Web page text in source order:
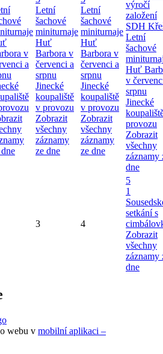
v
a
Letní
šachové
miniturnaje
Huť
Barbora v
červenci a
srpnu
Jinecké
koupaliště
v provozu
Zobrazit
všechny
záznamy
ze dne
Letní
šachové
miniturnaje
Huť
Barbora v
červenci a
srpnu
Jinecké
koupaliště
v provozu
Zobrazit
všechny
záznamy
ze dne
výročí
založení
SDH
Letní
šachové
Huť
v
srpnu
Jinecké
provozu
Zobrazit
všechny
záznamy
dne
3 4
5
1
setkání s
Zobrazit
všechny
záznamy
dne
webu v mobilní aplikaci –